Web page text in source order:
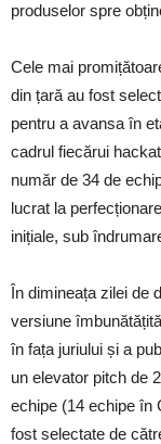
produselor spre
Cele mai
din țară au fost
pentru a avansa în
cadrul fiecărui
număr de 34 de
lucrat la
inițiale, sub
În dimineața zilei de
versiune
în fața juriului și a
un elevator pitch de
echipe (14 echipe în
fost selectate de